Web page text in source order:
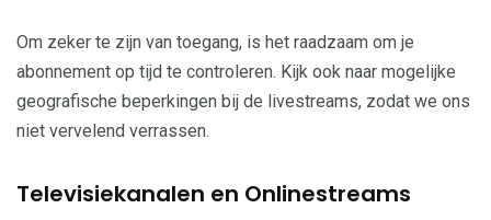
Om zeker te zijn van toegang, is het raadzaam om je
abonnement op tijd te controleren. Kijk ook naar mogelijke
geografische beperkingen bij de livestreams, zodat we ons
niet vervelend verrassen.
Televisiekanalen en Onlinestreams